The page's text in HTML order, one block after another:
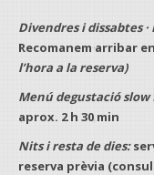
Divendres i dissabtes ·
Recomanem arribar
l’hora a la reserva)
Menú degustació slow
aprox. 2 h 30 min
Nits i resta de dies:
reserva prèvia